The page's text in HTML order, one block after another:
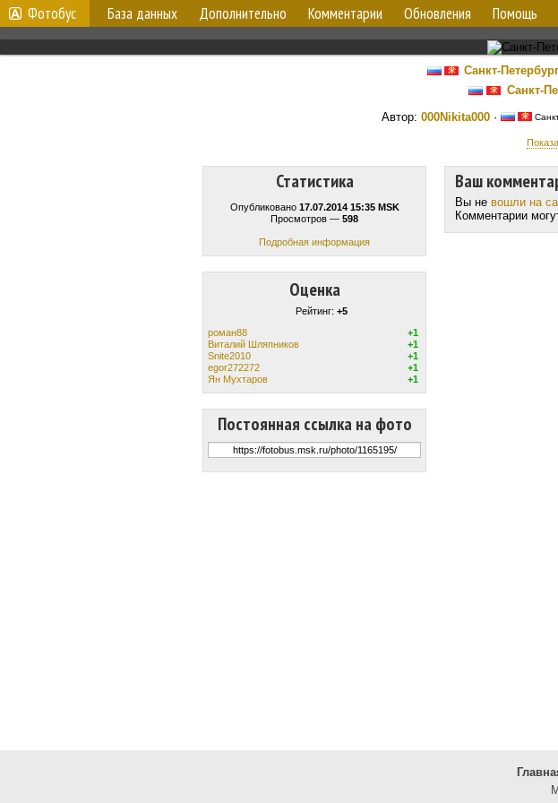
Фотобус База данных Дополнительно Комментарии Обновления Помощь
Санкт-Петербург
Санкт-
Автор: 000Nikita000 ·
Статистика
Опубликовано 17.07.2014 15:35 MSK
Просмотров — 598
Подробная информация
Оценка
Рейтинг: +5
роман88
+1
Виталий Шляпникoв
+1
Snite2010
+1
egor272272
+1
Ян Мухтаров
+1
Постоянная ссылка на фото
Ваш
Вы не вошли на
Комментарии